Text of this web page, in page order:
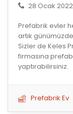
28 Ocak
Prefabrik evler
artık
Sizler de Keles
firmasına
yaptırabilirsiniz.
Prefabrik Ev